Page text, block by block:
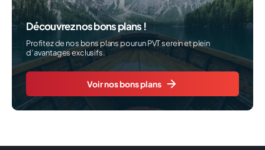
Découvrez nos bons plans !
Profitez de nos bons plans pour un PVT serein et plein
d’avantages exclusifs.
Voir nos bons plans